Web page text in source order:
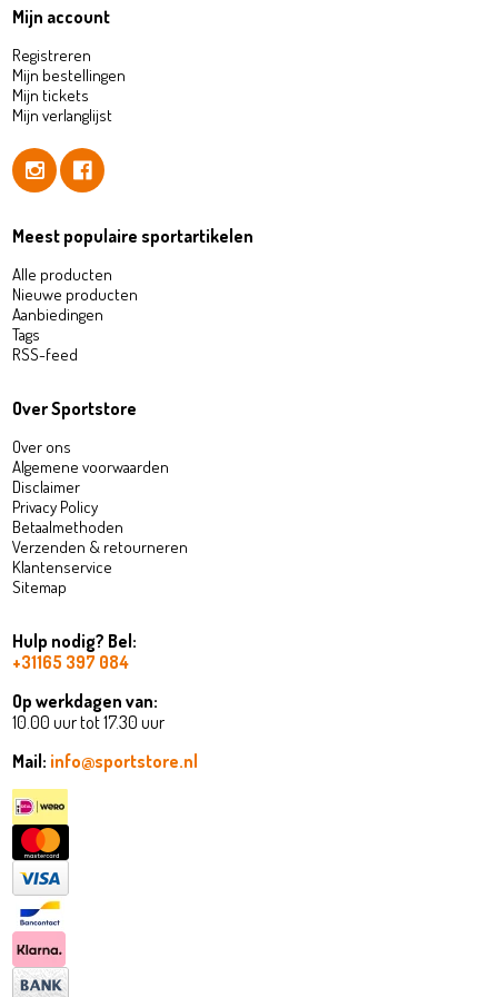
Mijn account
Registreren
Mijn bestellingen
Mijn tickets
Mijn verlanglijst
Meest populaire sportartikelen
Alle producten
Nieuwe producten
Aanbiedingen
Tags
RSS-feed
Over Sportstore
Over ons
Algemene voorwaarden
Disclaimer
Privacy Policy
Betaalmethoden
Verzenden & retourneren
Klantenservice
Sitemap
Hulp nodig? Bel:
+31165 397 084
Op werkdagen van:
10.00 uur tot 17.30 uur
Mail: info@sportstore.nl